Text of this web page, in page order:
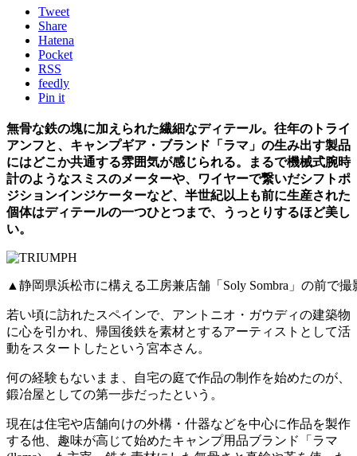
Tweet
Share
Hatena
Pocket
RSS
feedly
Pin it
無骨な鉄の塊に加えられた繊細なディテール。往年のトライ
アンフと、キャンプギア・ブランド「ラマ」の生み出す製品
にはどこか共通する雰囲気が感じられる。まるで機械式腕時
計のようなスミスのメーターや、ワイヤーで繋いだシフトポ
ジションインジケーターなど、半世紀以上も前に生産された
個体はディテールの一つひとつまで、うっとりするほど美し
い。
▲静岡県浜松市に構える工房兼店舗「Soly Sombra」の前で
若い頃に訪れたスペインで、アントニオ・ガウディの建築物
に心を引かれ、帰国後鉄を素材とするアーティストとして活
動をスタートしたという宮本さん。
何の経験もないまま、自宅の庭で作品の制作を始めたのが、
鍛冶屋としての第一歩だったという。
現在は住宅や店舗向けの外構・什器などを中心に作品を製作
する他、趣味が高じて始めたキャンプ用品ブランド「ラマ